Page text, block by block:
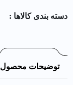
دسته بندی کالا‌ها :
توضیحات محصول